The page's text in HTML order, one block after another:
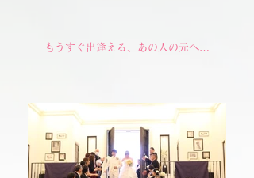
​もうすぐ出逢える、あの人の元へ…